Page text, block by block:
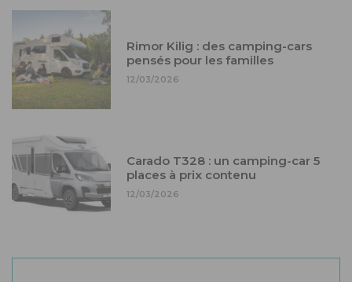
Rimor Kilig : des camping-cars
pensés pour les familles
12/03/2026
Carado T328 : un camping-car 5
places à prix contenu
12/03/2026